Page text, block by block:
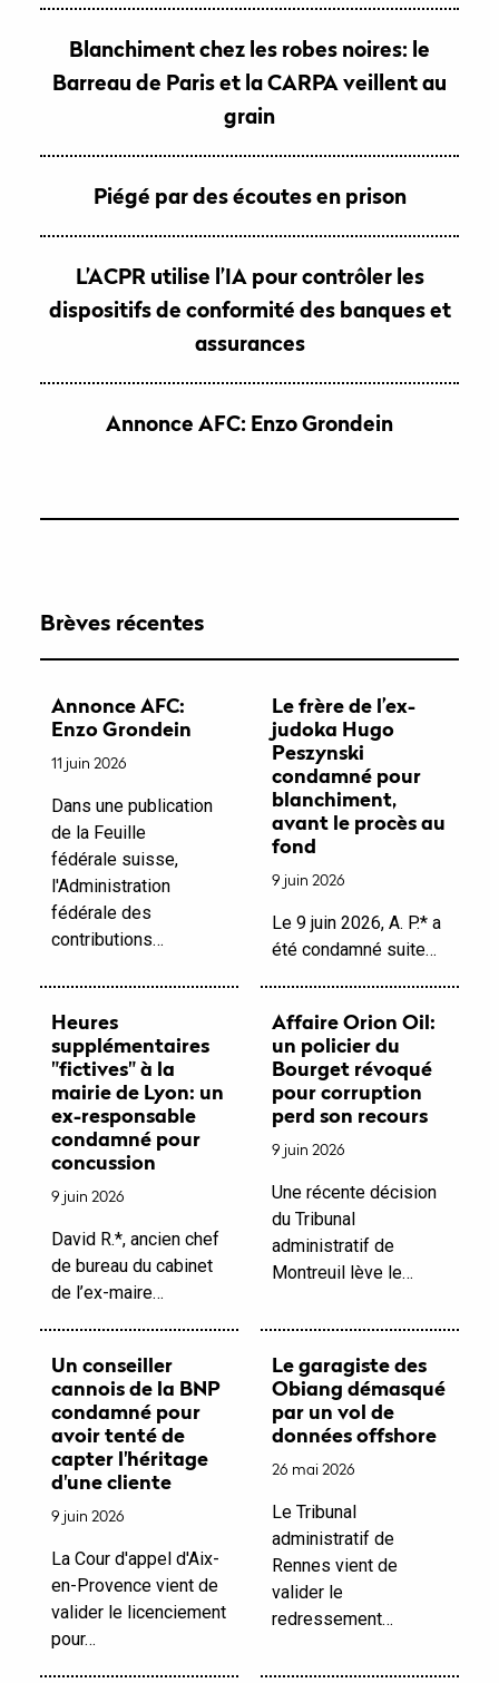
Blanchiment chez les robes noires: le
Barreau de Paris et la CARPA veillent au
grain
Piégé par des écoutes en prison
L’ACPR utilise l’IA pour contrôler les
dispositifs de conformité des banques et
assurances
Annonce AFC: Enzo Grondein
Brèves récentes
Annonce AFC:
Enzo Grondein
11 juin 2026
Dans une publication
de la Feuille
fédérale suisse,
l'Administration
fédérale des
contributions…
Le frère de l’ex-
judoka Hugo
Peszynski
condamné pour
blanchiment,
avant le procès au
fond
9 juin 2026
Le 9 juin 2026, A. P.* a
été condamné suite…
Heures
supplémentaires
"fictives" à la
mairie de Lyon: un
ex-responsable
condamné pour
concussion
9 juin 2026
David R.*, ancien chef
de bureau du cabinet
de l’ex-maire…
Affaire Orion Oil:
un policier du
Bourget révoqué
pour corruption
perd son recours
9 juin 2026
Une récente décision
du Tribunal
administratif de
Montreuil lève le…
Un conseiller
cannois de la BNP
condamné pour
avoir tenté de
capter l'héritage
d'une cliente
9 juin 2026
La Cour d'appel d'Aix-
en-Provence vient de
valider le licenciement
pour…
Le garagiste des
Obiang démasqué
par un vol de
données offshore
26 mai 2026
Le Tribunal
administratif de
Rennes vient de
valider le
redressement…